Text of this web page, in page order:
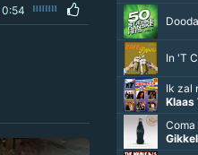
0:54
In 'T
Ik zal
Klaas
Coma